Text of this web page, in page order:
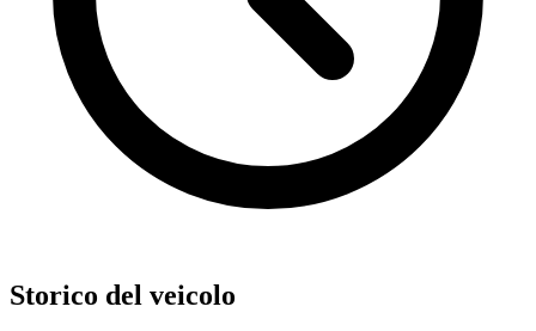
Storico del veicolo